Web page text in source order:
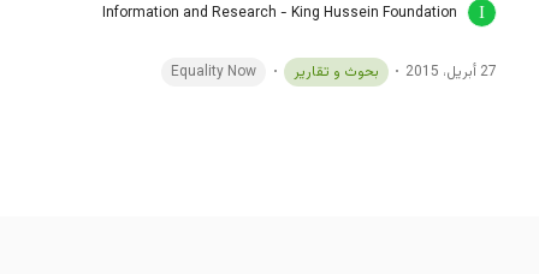
Information and Research - King Hussein Foundation
27 أبريل، 2015 بحوث و تقارير Equality Now